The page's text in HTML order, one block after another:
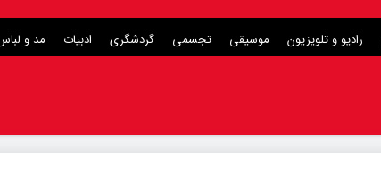
رادیو و تلویزیون موسیقی تجسمی گردشگری ادبیات مد و